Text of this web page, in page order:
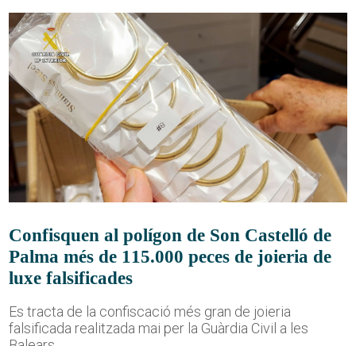
Confisquen al polígon de Son Castelló de
Palma més de 115.000 peces de joieria de
luxe falsificades
Es tracta de la confiscació més gran de joieria
falsificada realitzada mai per la Guàrdia Civil a les